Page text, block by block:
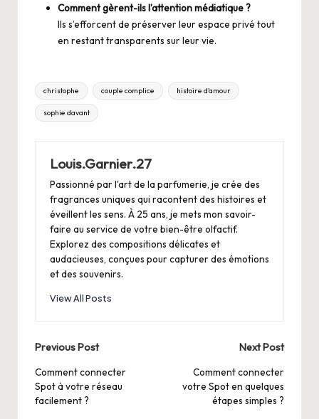
Comment gèrent-ils l’attention médiatique ?
Ils s’efforcent de préserver leur espace privé tout
en restant transparents sur leur vie.
Tags:
christophe couple complice histoire d'amour
sophie davant
Louis.Garnier.27
Passionné par l'art de la parfumerie, je crée des
fragrances uniques qui racontent des histoires et
éveillent les sens. À 25 ans, je mets mon savoir-
faire au service de votre bien-être olfactif.
Explorez des compositions délicates et
audacieuses, conçues pour capturer des émotions
et des souvenirs.
View All Posts
Post
navigation
Previous Post
Comment connecter
Spot à votre réseau
facilement ?
Next Post
Comment connecter
votre Spot en quelques
étapes simples ?